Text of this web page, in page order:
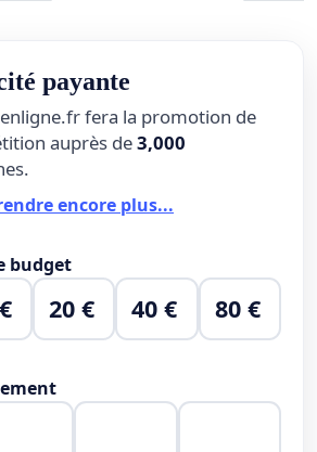
payante
fera la promotion de
auprès de3,000
encore plus...
budget
20 € 40 € 80 €